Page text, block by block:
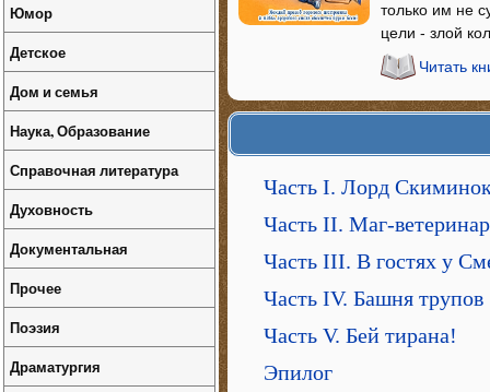
только им не
цели - злой
Читать
Часть I. Лорд
Часть II. Маг-ветеринар
Часть III. В гостях у
Часть IV. Башня трупов
Часть V. Бей тирана!
Эпилог
Юмор
Детское
Дом и семья
Наука, Образование
Справочная литература
Духовность
Документальная
Прочее
Поэзия
Драматургия